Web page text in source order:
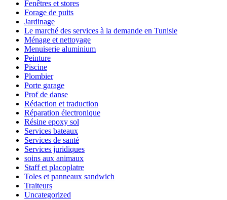
Fenêtres et stores
Forage de puits
Jardinage
Le marché des services à la demande en Tunisie
Ménage et nettoyage
Menuiserie aluminium
Peinture
Piscine
Plombier
Porte garage
Prof de danse
Rédaction et traduction
Réparation électronique
Résine epoxy sol
Services bateaux
Services de santé
Services juridiques
soins aux animaux
Staff et placoplatre
Toles et panneaux sandwich
Traiteurs
Uncategorized